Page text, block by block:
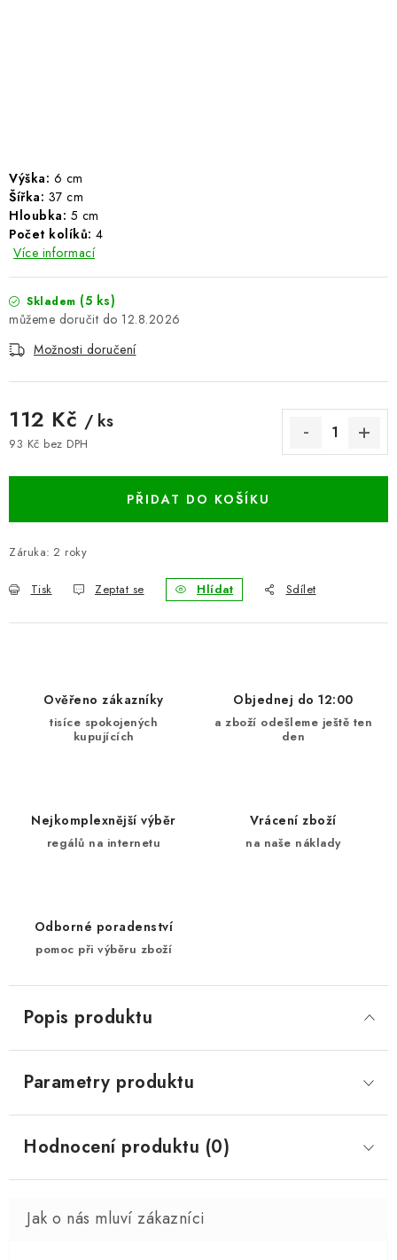
HODNOCENÍ OBCHODU
ČASTO KLADENÉ DOTAZY
B2B - VELKOOBCHOD
NAPIŠTE NÁM
BLOG
Odstoupení od kupní smlouvy
Často kladené dotazy
Obchodní a dodací podmínky
Ochrana osobních údajú
Cookies
Bezpečnostní certifikáty
Výška: 6 cm
Šířka: 37 cm
Hloubka: 5 cm
Počet kolíků: 4
Více informací
Skladem (5 ks)
12.8.2026
Možnosti doručení
112 Kč / ks
93 Kč bez DPH
PŘIDAT DO KOŠÍKU
Záruka: 2 roky
Tisk Zeptat se Hlídat Sdílet
Ověřeno zákazníky
tisíce spokojených
kupujících
Objednej do 12:00
a zboží odešleme ještě ten
den
Nejkomplexnější výběr
regálů na internetu
Vrácení zboží
na naše náklady
Odborné poradenství
pomoc při výběru zboží
Popis produktu
Parametry produktu
Hodnocení produktu (0)